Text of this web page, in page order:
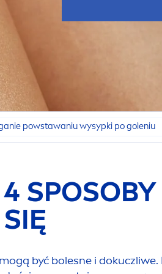
powstawaniu wysypki po goleniu
SPOSOBY
SIĘ
być bolesne i